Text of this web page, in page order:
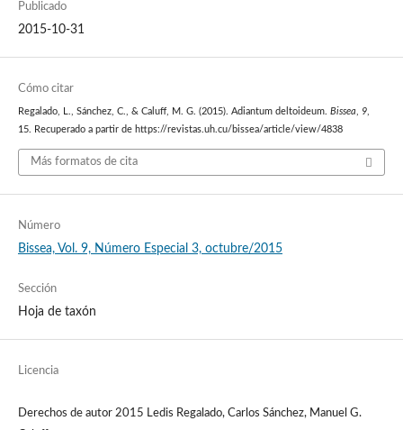
Publicado
2015-10-31
Cómo citar
Regalado, L., Sánchez, C., & Caluff, M. G. (2015). Adiantum deltoideum. Bissea, 9,
15. Recuperado a partir de https://revistas.uh.cu/bissea/article/view/4838
Más formatos de cita
Número
Bissea, Vol. 9, Número Especial 3, octubre/2015
Sección
Hoja de taxón
Licencia
Derechos de autor 2015 Ledis Regalado, Carlos Sánchez, Manuel G.